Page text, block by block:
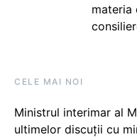
materia
CELE MAI NOI
Ministrul interimar al
ultimelor discuții cu